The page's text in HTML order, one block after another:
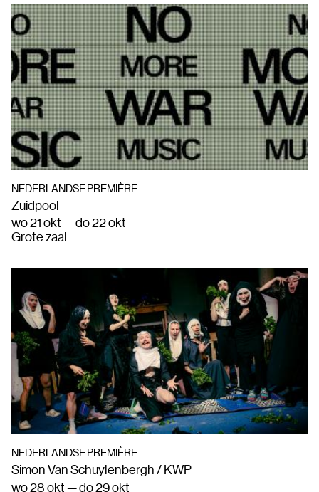
NEDERLANDSE PREMIÈRE
Zuidpool
wo 21 okt — do 22 okt
Grote zaal
NEDERLANDSE PREMIÈRE
Simon Van Schuylenbergh / KWP
wo 28 okt — do 29 okt